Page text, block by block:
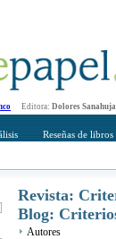
Editora: Dolores Sanahuja
Reseñas de libros
Revista:
Blog:
Autores